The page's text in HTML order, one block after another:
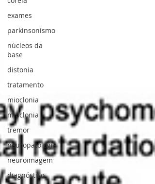
exames
parkinsonismo
núcleos da
base
distonia
tratamento
mioclonia
mioclonia
tremor
neuropatologia
neuroimagem
diagnóstico